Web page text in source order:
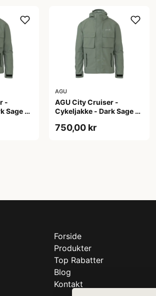
-
Sage -
AGU
AGU City Cruiser -
Cykeljakke - Dark Sage -
750,00 kr
Forside
Produkter
Top Rabatter
Blog
Kontakt